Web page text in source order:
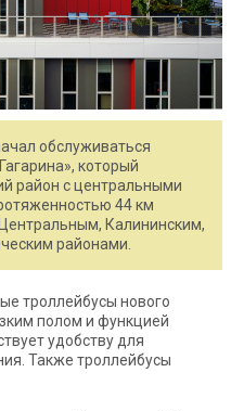
обслуживаться
который
район с центральными
44 км
Калининским,
районами.
троллейбусы нового
полом и функцией
удобству для
Также троллейбусы